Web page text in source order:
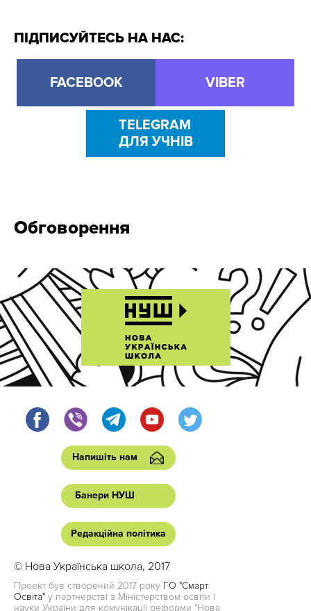
ПІДПИСУЙТЕСЬ НА НАС:
FACEBOOK VIBER
TELEGRAM
ДЛЯ УЧНІВ
Обговорення
Напишіть нам
Банери НУШ
Редакційна політика
© Нова Українська школа, 2017
Проект був створений 2017 року ГО "Смарт
Освіта" у партнерстві з Міністерством освіти і
науки України для комунікації реформи "Нова